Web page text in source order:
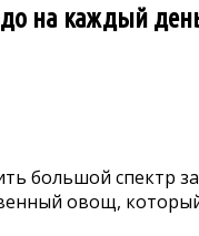
на каждый
большой спектр
овощ,